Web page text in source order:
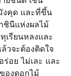
งคุด และที่ขึ้น
ชินีแห่งผลไม้
เรียนหลงและ
วจะต้องติดใจ
ร่อย ไม่เละ และ
องดอกไม้